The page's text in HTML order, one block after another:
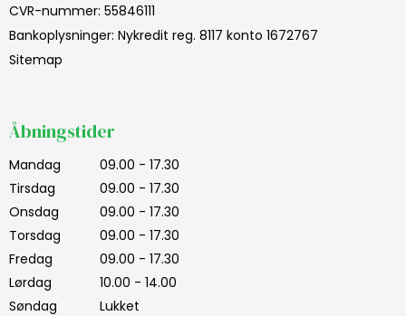
CVR-nummer: 55846111
Bankoplysninger: Nykredit reg. 8117 konto 1672767
Sitemap
Åbningstider
Mandag
09.00 - 17.30
Tirsdag
09.00 - 17.30
Onsdag
09.00 - 17.30
Torsdag
09.00 - 17.30
Fredag
09.00 - 17.30
Lørdag
10.00 - 14.00
Søndag
Lukket